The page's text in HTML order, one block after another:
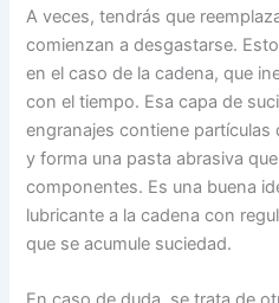
A veces, tendrás que
comienzan a desgastarse.
en el caso de la cadena, que
con el tiempo. Esa capa de
engranajes contiene partículas
y forma una pasta abrasiva
componentes. Es una buena
lubricante a la cadena con
que se acumule suciedad.